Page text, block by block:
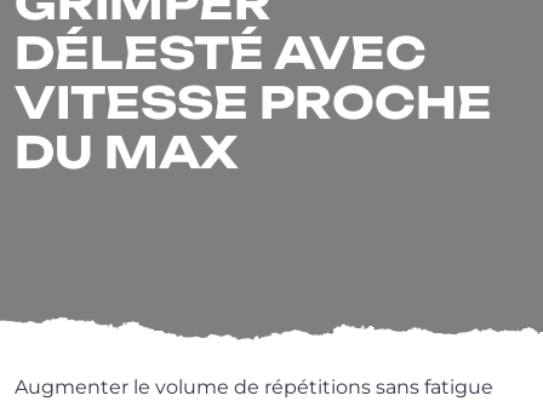
DÉLESTÉ AVEC
VITESSE PROCHE
DU MAX
Augmenter le volume de répé­ti­tions sans fatigue